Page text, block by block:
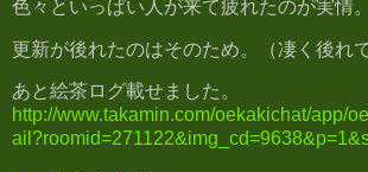
色々といっぱい人が来て疲れたのが実情。
更新が後れたのはそのため。（凄く後れ
あと絵茶ログ載せました。
http://www.takamin.com/oekakichat/app/